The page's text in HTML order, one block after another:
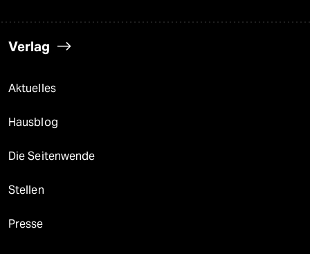
Verlag
Aktuelles
Hausblog
Die Seitenwende
Stellen
Presse